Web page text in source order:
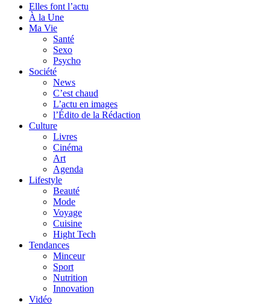
Elles font l’actu
À la Une
Ma Vie
Santé
Sexo
Psycho
Société
News
C’est chaud
L’actu en images
l’Édito de la Rédaction
Culture
Livres
Cinéma
Art
Agenda
Lifestyle
Beauté
Mode
Voyage
Cuisine
Hight Tech
Tendances
Minceur
Sport
Nutrition
Innovation
Vidéo